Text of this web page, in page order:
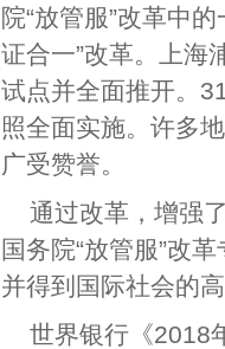
院“放管服”改革中
证合一”改革。上海
试点并全面推开。
照全面实施。许多
广受赞誉。
通过改革，增强
国务院“放管服”改
并得到国际社会的
世界银行《2018